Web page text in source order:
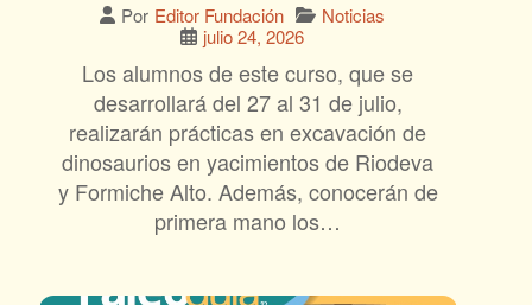
Por Editor Fundación
Noticias
julio 24, 2026
Los alumnos de este curso, que se
desarrollará del 27 al 31 de julio,
realizarán prácticas en excavación de
dinosaurios en yacimientos de Riodeva
y Formiche Alto. Además, conocerán de
primera mano los…